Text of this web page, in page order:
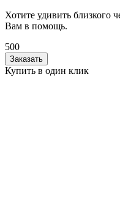
Хотите удивить близкого
Вам в помощь.
500
Заказать
Купить в один клик